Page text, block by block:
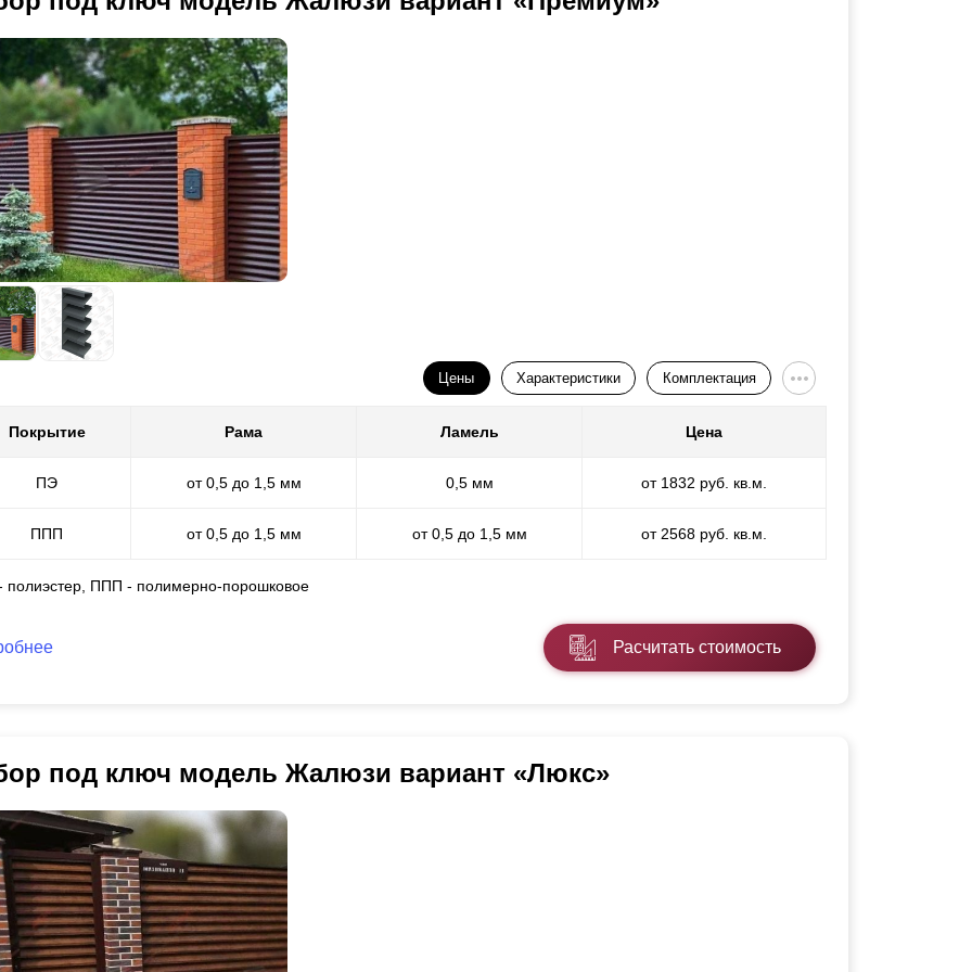
Цены Характеристики Комплектация
Покрытие Рама Ламель Цена
ПЭ от 0,5 до 1,5 мм 0,5 мм от 1832 руб. кв.м.
ППП от 0,5 до 1,5 мм от 0,5 до 1,5 мм от 2568 руб. кв.м.
полиэстер, ППП - полимерно-порошковое
Расчитать стоимость
под ключ модель Жалюзи вариант «Люкс»